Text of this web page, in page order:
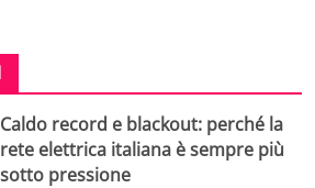
Caldo record e blackout: perché la
rete elettrica italiana è sempre più
sotto pressione